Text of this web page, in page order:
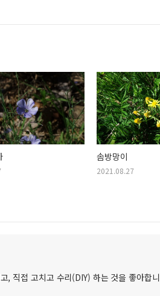
솜방망이
2021.08.27
, 직접 고치고 수리(DIY) 하는 것을 좋아합니